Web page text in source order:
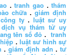
.tranh gao .thám
chữa . giám định
ty. luật sư uy
dịch vụ thám tử uy
tên sổ đỏ .tranh
.luật sư hình sự
.giám định adn .tư